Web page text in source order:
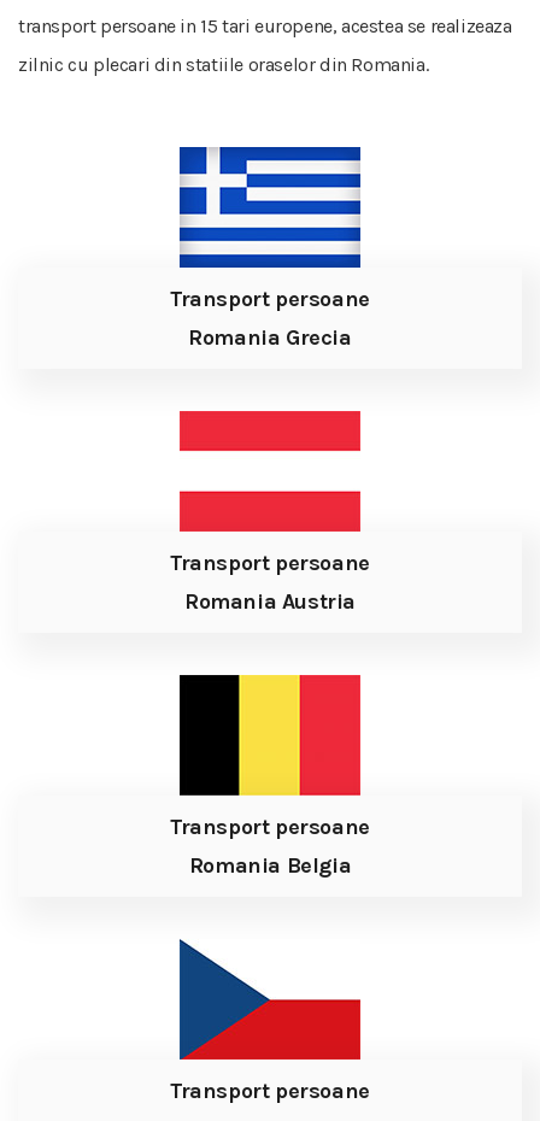
transport persoane in 15 tari europene, acestea se realizeaza
zilnic cu plecari din statiile oraselor din Romania.
Transport persoane
Romania Grecia
Transport persoane
Romania Austria
Transport persoane
Romania Belgia
Transport persoane